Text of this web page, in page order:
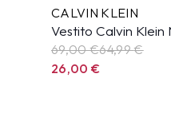
CALVIN KLEIN
Vestito Calvin Klein
69,00 €64,99€
26,00€